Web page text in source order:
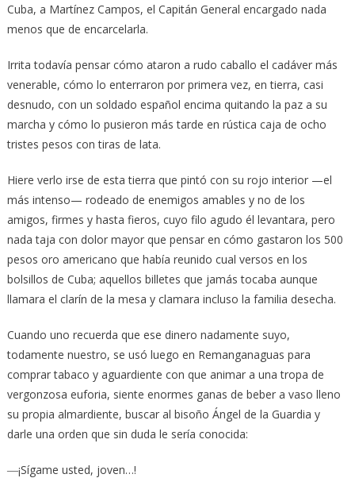
Cuba, a Martínez Campos, el Capitán General encargado nada
menos que de encarcelarla.
Irrita todavía pensar cómo ataron a rudo caballo el cadáver más
venerable, cómo lo enterraron por primera vez, en tierra, casi
desnudo, con un soldado español encima quitando la paz a su
marcha y cómo lo pusieron más tarde en rústica caja de ocho
tristes pesos con tiras de lata.
Hiere verlo irse de esta tierra que pintó con su rojo interior —el
más intenso— rodeado de enemigos amables y no de los
amigos, firmes y hasta fieros, cuyo filo agudo él levantara, pero
nada taja con dolor mayor que pensar en cómo gastaron los 500
pesos oro americano que había reunido cual versos en los
bolsillos de Cuba; aquellos billetes que jamás tocaba aunque
llamara el clarín de la mesa y clamara incluso la familia desecha.
Cuando uno recuerda que ese dinero nadamente suyo,
todamente nuestro, se usó luego en Remanganaguas para
comprar tabaco y aguardiente con que animar a una tropa de
vergonzosa euforia, siente enormes ganas de beber a vaso lleno
su propia almardiente, buscar al bisoño Ángel de la Guardia y
darle una orden que sin duda le sería conocida:
―¡Sígame usted, joven…!